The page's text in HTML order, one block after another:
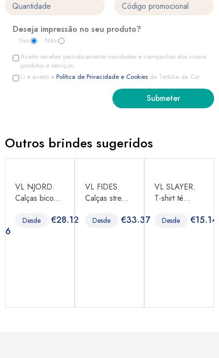
Deseja impressão no seu produto?
Sim
Não
Aceito receber periodicamente novidades e campanhas dos vossos
produtos e serviços.
Li e aceito a Política de Privacidade e Cookies da Tertúlia da Cor
Outros brindes sugeridos
VL NJORD.
Calças bico...
Desde €28.12
VL FIDES.
Calças stre...
Desde €33.37
VL SLAYER.
T-shirt té...
Desde €15.14